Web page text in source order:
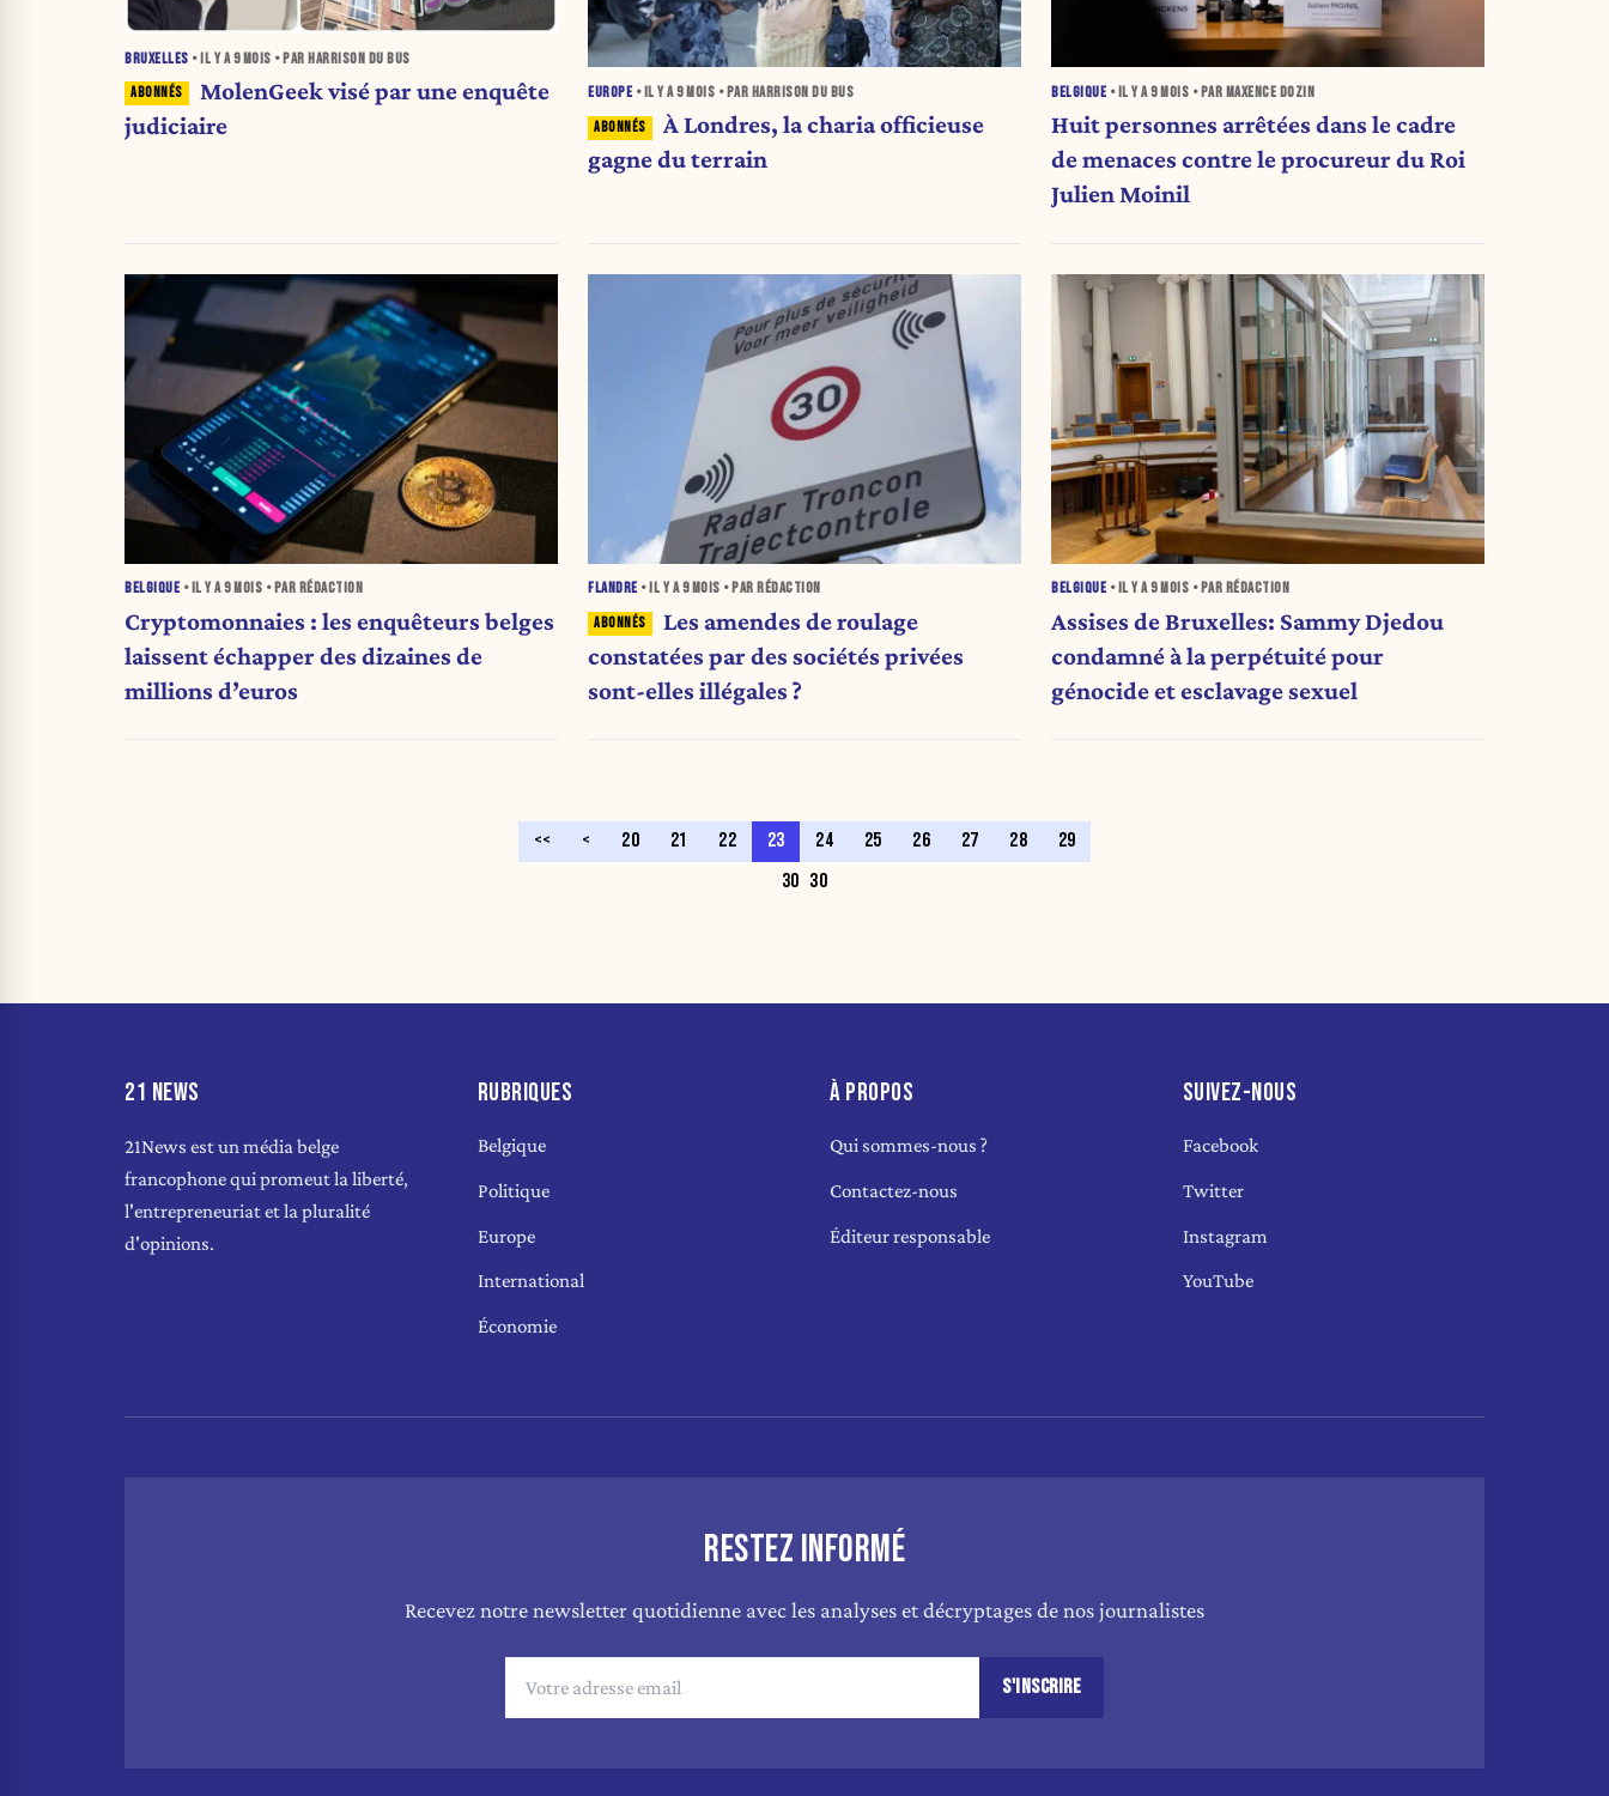
BRUXELLES • IL Y A9 MOIS • PAR HARRISON DU BUS
MolenGeek visé par une enquête
judiciaire
EUROPE • IL Y A9 MOIS • PAR HARRISON DU BUS
À Londres, la charia officieuse
gagne du terrain
BELGIQUE • IL Y A9 MOIS • PAR MAXENCE DOZIN
Huit personnes arrêtées dans le cadre
de menaces contre le procureur du Roi
Julien Moinil
BELGIQUE • IL Y A9 MOIS • PAR RÉDACTION
Cryptomonnaies : les enquêteurs belges
laissent échapper des dizaines de
millions d’euros
FLANDRE • IL Y A9 MOIS • PAR RÉDACTION
Les amendes de roulage
constatées par des sociétés privées
sont-elles illégales ?
BELGIQUE • IL Y A9 MOIS • PAR RÉDACTION
Assises de Bruxelles: Sammy Djedou
condamné à la perpétuité pour
génocide et esclavage sexuel
<< < 20 21 22 23 24 25 26 27 28
29
30 30
21 NEWS
21News est un média belge
francophone qui promeut la liberté,
l'entrepreneuriat et la pluralité
d'opinions.
RUBRIQUES
Belgique
Politique
Europe
International
Économie
À PROPOS
Qui sommes-nous ?
Contactez-nous
Éditeur responsable
SUIVEZ-NOUS
Facebook
Twitter
Instagram
YouTube
RESTEZ INFORMÉ
Recevez notre newsletter quotidienne avec les analyses et décryptages de nos journalistes
S'INSCRIRE